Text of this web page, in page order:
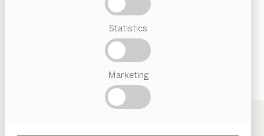
Statistics
Marketing
Österreichisches
Handwerk